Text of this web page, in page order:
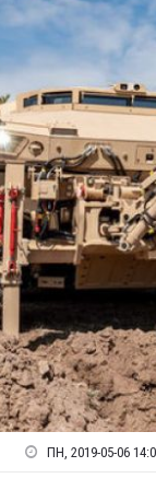
ПН, 2019-05-06